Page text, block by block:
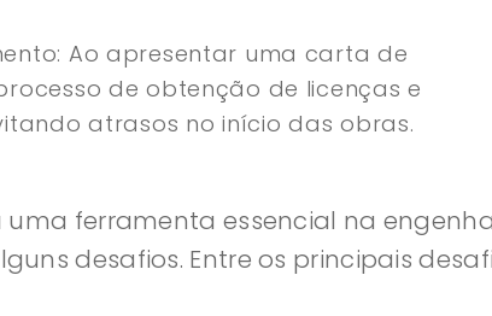
Ao apresentar uma carta de
de obtenção de licenças e
atrasos no início das obras.
ferramenta essencial na
desafios. Entre os principais